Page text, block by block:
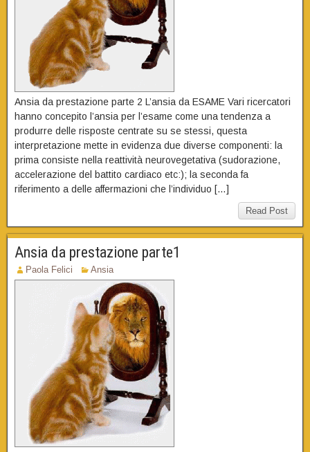
Ansia da prestazione parte 2 L’ansia da ESAME Vari ricercatori
hanno concepito l’ansia per l’esame come una tendenza a
produrre delle risposte centrate su se stessi, questa
interpretazione mette in evidenza due diverse componenti: la
prima consiste nella reattività neurovegetativa (sudorazione,
accelerazione del battito cardiaco etc:); la seconda fa
riferimento a delle affermazioni che l’individuo […]
Read Post
Ansia da prestazione parte1
Paola Felici Ansia